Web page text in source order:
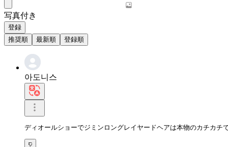
写真付き
登録
推奨順
最新順 登録順
아도니스
ディオールショーでジミンロングレイヤードヘアは本物のカチカ